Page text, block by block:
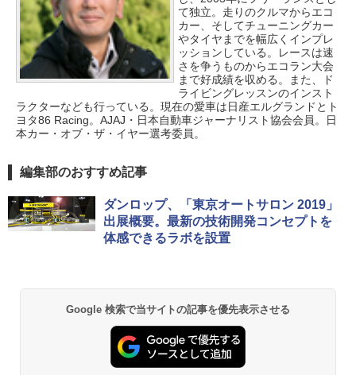
て独立。走りのクルマからエコ
カー、そしてチューニングカー
やタイヤまでを幅広くインプレ
ッションしている。レースは速
さを争うものからエコラン大会
まで好成績を収める。また、ド
ライビングレッスンのインスト
ラクターなども行っている。現在の愛車は日産エルグランドとト
ヨタ86 Racing。AJAJ・日本自動車ジャーナリスト協会会員。日
本カー・オブ・ザ・イヤー選考委員。
編集部のおすすめ記事
ダンロップ、「東京オートサロン 2019」
出展概要。最新の技術開発コンセプトを
体感できるラボを設置
Google 検索で当サイトの記事を優先表示させる